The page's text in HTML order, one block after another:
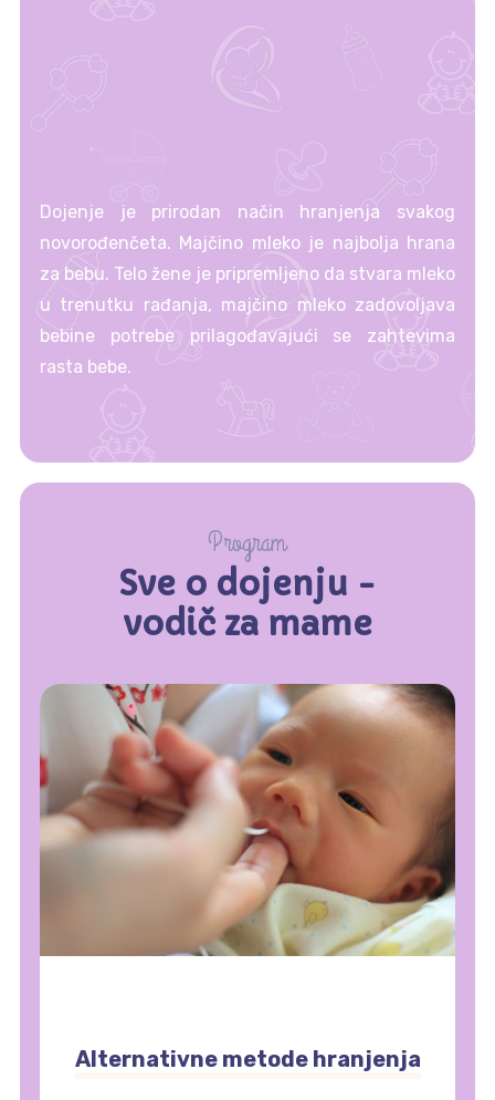
Dojenje je prirodan način hranjenja svakog
novorođenčeta. Majčino mleko je najbolja hrana
za bebu. Telo žene je pripremljeno da stvara mleko
u trenutku rađanja, majčino mleko zadovoljava
bebine potrebe prilagođavajući se zahtevima
rasta bebe.
Program
Sve o dojenju -
vodič za mame
Alternativne metode hranjenja